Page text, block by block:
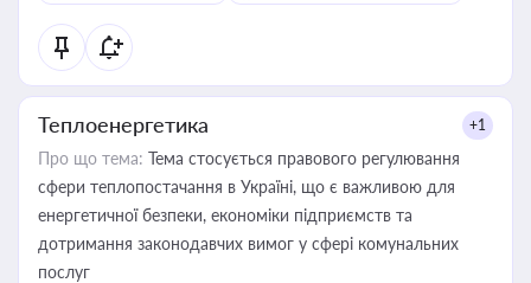
Теплоенергетика +1
Про що тема: Тема стосується правового регулювання
сфери теплопостачання в Україні, що є важливою для
енергетичної безпеки, економіки підприємств та
дотримання законодавчих вимог у сфері комунальних
послуг